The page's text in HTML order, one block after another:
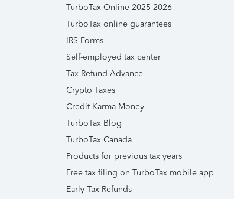
TurboTax Online 2025-2026
TurboTax online guarantees
IRS Forms
Self-employed tax center
Tax Refund Advance
Crypto Taxes
Credit Karma Money
TurboTax Blog
TurboTax Canada
Products for previous tax years
Free tax filing on TurboTax mobile app
Early Tax Refunds